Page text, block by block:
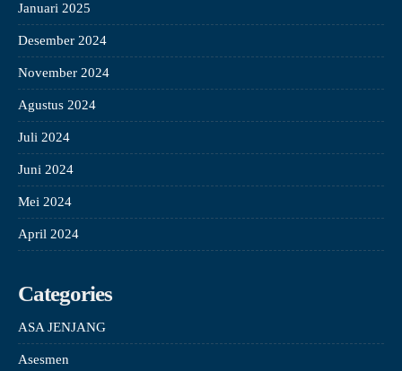
Januari 2025
Desember 2024
November 2024
Agustus 2024
Juli 2024
Juni 2024
Mei 2024
April 2024
Categories
ASA JENJANG
Asesmen